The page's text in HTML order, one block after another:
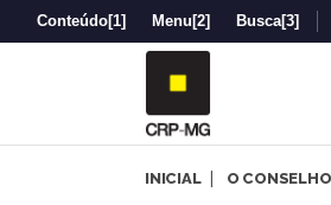
Conteúdo[1] Menu [2] Busca[3]
INICIAL O CONSELHO